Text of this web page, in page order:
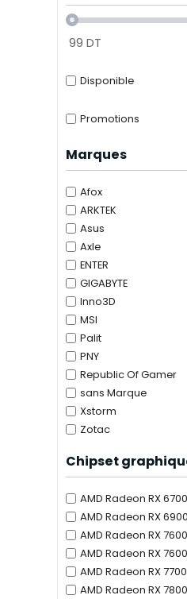
99 DT
Disponible
Promotions
Marques
Afox
ARKTEK
Asus
Axle
ENTER
GIGABYTE
Inno3D
MSI
Palit
PNY
Republic Of Gamer
sans Marque
Xstorm
Zotac
Chipset
AMD Radeon RX
AMD Radeon RX
AMD Radeon RX 7600
AMD Radeon RX
AMD Radeon RX
AMD Radeon RX